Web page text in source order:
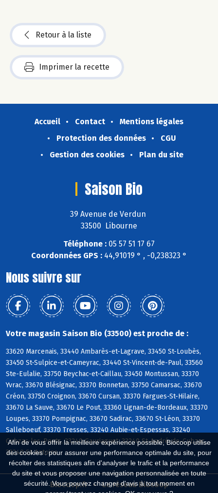
Afin de vous offrir la meilleure expérience possible, Biocoop utilise
des cookies : pour assurer une performance optimale du site, pour
récolter des statistiques afin d'analyser le trafic et la performance
du site et vous proposer une navigation personnalisée en toute
sécurité. Vous pouvez changer d'avis à tout moment en
Retour à la liste
Imprimer la recette
Accueil Contact
Mentions légales
Protection des données
CGU
Gestion des cookies
Plan du site
Saison Bio
39 Avenue de Verdun
33500 Libourne
Téléphone : 05 57 51 17 67
Coordonnées GPS : 44,91019 ° , -0,238323 °
Nous suivre sur
Votre magasin Saison Bio (33500) est proche de :
33620 Marcenais, 33440 Ambarès-et-Lagrave, 33450 St-Loubès,
33450 St-Sulpice-et-Cameyrac, 33440 St-Vincent-de-Paul, 33560
Ste-Eulalie, 33750 Beychac-et-Caillau, 33450 Montussan, 33370
Yvrac, 33670 Blésignac, 33370 Bonnetan, 33750 Camarsac, 33670
Créon, 33750 Croignon, 33670 Cursan, 33370 Fargues-St-Hilaire,
33670 La Sauve, 33670 Le Pout, 33360 Lignan-de-Bordeaux, 33370
Loupes, 33370 Pompignac, 33670 Sadirac, 33670 St-Léon, 33370
Salleboeuf, 33370 Tresses, 33240 Aubie-et-Espessas, 33240
Cubzac-les-Ponts, 33240 Gauriaguet, 33240 St-André-de-Cubzac,
33240 St-Antoine
Biocoop.fr Le réseau Biocoop